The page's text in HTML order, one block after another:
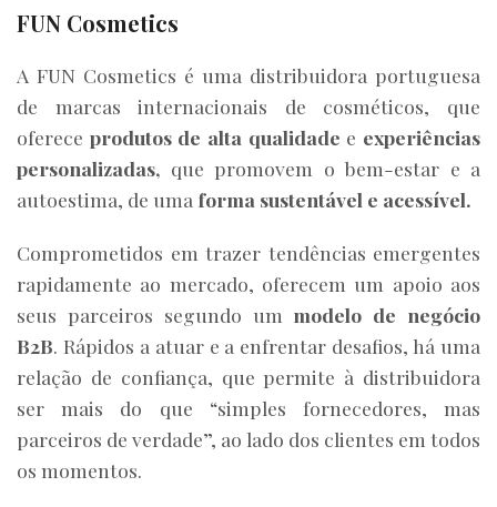
FUN Cosmetics
A FUN Cosmetics é uma distribuidora portuguesa
de marcas internacionais de cosméticos, que
oferece produtos de alta qualidade e experiências
personalizadas, que promovem o bem-estar e a
autoestima, de uma forma sustentável e acessível.
Comprometidos em trazer tendências emergentes
rapidamente ao mercado, oferecem um apoio aos
seus parceiros segundo um modelo de negócio
B2B. Rápidos a atuar e a enfrentar desafios, há uma
relação de confiança, que permite à distribuidora
ser mais do que “simples fornecedores, mas
parceiros de verdade”, ao lado dos clientes em todos
os momentos.